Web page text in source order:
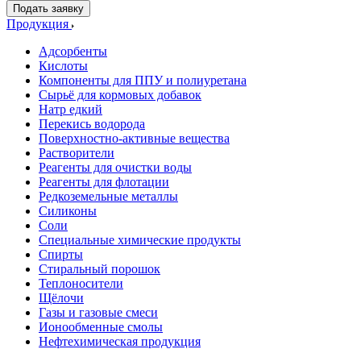
Подать заявку
Продукция
Адсорбенты
Кислоты
Компоненты для ППУ и полиуретана
Сырьё для кормовых добавок
Натр едкий
Перекись водорода
Поверхностно-активные вещества
Растворители
Реагенты для очистки воды
Реагенты для флотации
Редкоземельные металлы
Силиконы
Соли
Специальные химические продукты
Спирты
Стиральный порошок
Теплоносители
Щёлочи
Газы и газовые смеси
Ионообменные смолы
Нефтехимическая продукция